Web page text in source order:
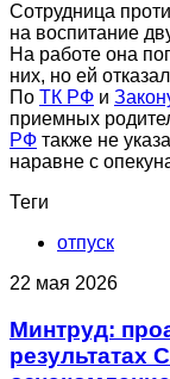
Сотрудница
на воспитание
На работе она
них, но ей
По ТК РФ и
приемных
РФ также не
наравне с
Теги
отпуск
22 мая 2026
Минтруд:
результатах